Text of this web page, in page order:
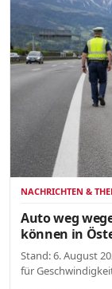
NACHRICHTEN &
Auto weg
können in
Stand: 6. August
für